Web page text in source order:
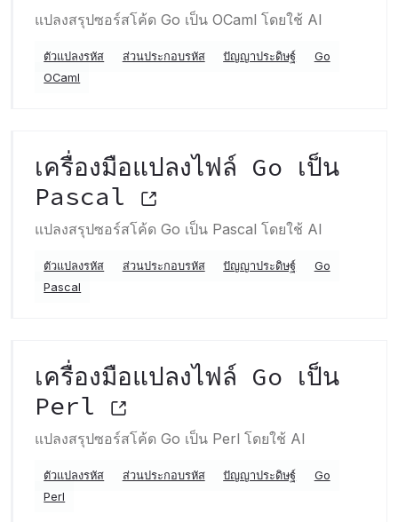
แปลงสรุปซอร์สโค้ด Go เป็น OCaml โดยใช้ AI
ตัวแปลงรหัส ส่วนประกอบรหัส ปัญญาประดิษฐ์
Go
OCaml
เครื่องมือแปลงไฟล์ Go เป็น
Pascal
แปลงสรุปซอร์สโค้ด Go เป็น Pascal โดยใช้ AI
ตัวแปลงรหัส ส่วนประกอบรหัส ปัญญาประดิษฐ์
Go
Pascal
เครื่องมือแปลงไฟล์ Go เป็น
Perl
แปลงสรุปซอร์สโค้ด Go เป็น Perl โดยใช้ AI
ตัวแปลงรหัส ส่วนประกอบรหัส ปัญญาประดิษฐ์
Go
Perl